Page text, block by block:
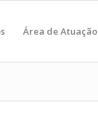
Área de Atuação